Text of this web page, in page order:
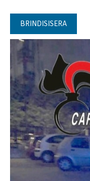
BRINDISISERA